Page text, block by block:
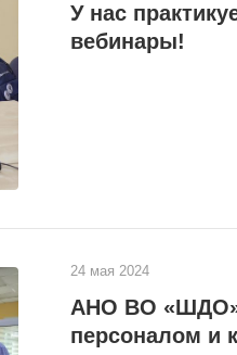
У нас
вебинары!
24 мая 2024
АНО ВО «ШДО»
персоналом и